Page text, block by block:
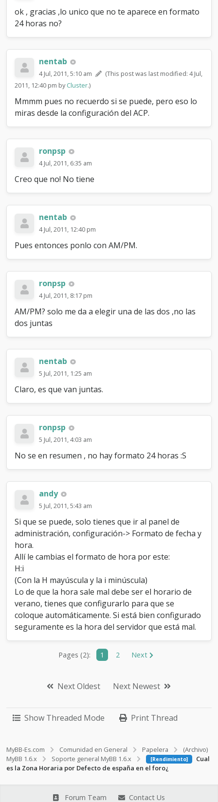
¿
ok , gracias ,lo unico que no te aparece en formato
24 horas no?
nentab
4 Jul, 2011, 5:10 am
(This post was last modified: 4 Jul,
2011, 12:40 pm byCluster.)
Mmmm pues no recuerdo si se puede, pero eso lo
miras desde la configuración del ACP.
ronpsp
4 Jul, 2011, 6:35 am
Creo que no! No tiene
nentab
4 Jul, 2011, 12:40 pm
Pues entonces ponlo con AM/PM.
ronpsp
4 Jul, 2011, 8:17 pm
AM/PM? solo me da a elegir una de las dos ,no las
dos juntas
nentab
5 Jul, 2011, 1:25 am
Claro, es que van juntas.
ronpsp
5 Jul, 2011, 4:03 am
No se en resumen , no hay formato 24 horas :S
andy
5 Jul, 2011, 5:43 am
Si que se puede, solo tienes que ir al panel de
administración, configuración-> Formato de fecha y
hora.
Allí le cambias el formato de hora por este:
H:i
(Con la H mayúscula y la i minúscula)
Lo de que la hora sale mal debe ser el horario de
verano, tienes que configurarlo para que se
coloque automáticamente. Si está bien configurado
seguramente es la hora del servidor que está mal.
Pages (2): 1 2 Next
Next Oldest Next Newest
Show Threaded Mode Print Thread
MyBB-Es.com Comunidad en General Papelera
(Archivo)
MyBB 1.6.x
Soporte general MyBB 1.6.x [Rendimiento]
Cual
es la Zona Horaria por Defecto de españa en el foro¿
Forum Team Contact Us